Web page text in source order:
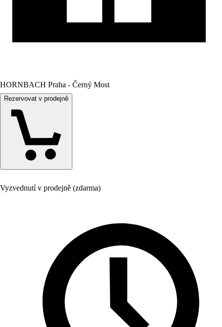
HORNBACH Praha - Černý Most
Rezervovat v prodejně
Vyzvednutí v prodejně (zdarma)